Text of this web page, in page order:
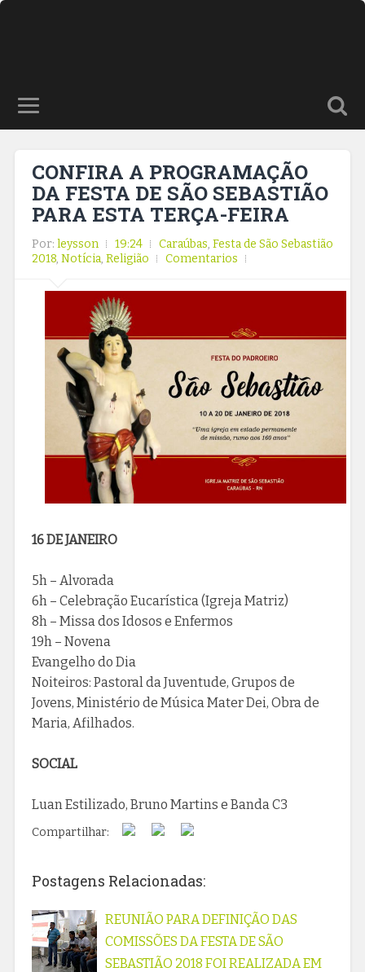
CONFIRA A PROGRAMAÇÃO
DA FESTA DE SÃO SEBASTIÃO
PARA ESTA TERÇA-FEIRA
Por: leysson 19:24 Caraúbas, Festa de São Sebastião
2018, Notícia, Religião Comentarios
16 DE JANEIRO
5h – Alvorada
6h – Celebração Eucarística (Igreja Matriz)
8h – Missa dos Idosos e Enfermos
19h – Novena
Evangelho do Dia
Noiteiros: Pastoral da Juventude, Grupos de
Jovens, Ministério de Música Mater Dei, Obra de
Maria, Afilhados.
SOCIAL
Luan Estilizado, Bruno Martins e Banda C3
Compartilhar:
Postagens Relacionadas:
REUNIÃO PARA DEFINIÇÃO DAS
COMISSÕES DA FESTA DE SÃO
SEBASTIÃO 2018 FOI REALIZADA EM